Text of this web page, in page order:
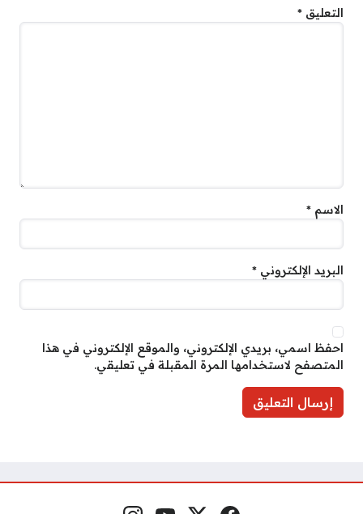
التعليق *
الاسم *
البريد الإلكتروني *
احفظ اسمي، بريدي الإلكتروني، والموقع الإلكتروني في هذا
المتصفح لاستخدامها المرة المقبلة في تعليقي.